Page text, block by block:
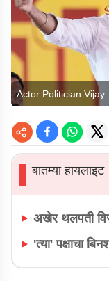
Actor Politician Vijay
▌बातम्या हायलाइट
अखेर थलपती
'त्या' पक्षाचा